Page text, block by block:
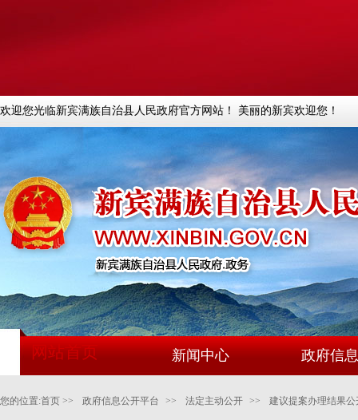
欢迎您光临新宾满族自治县人民政府官方网站！ 美丽的新宾欢迎您！
网站首页 新闻中心 政府信
您的位置:首页 >> 政府信息公开平台 >> 法定主动公开 >> 建议提案办理结果公